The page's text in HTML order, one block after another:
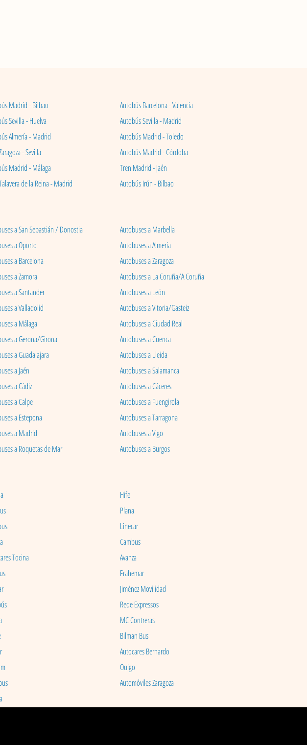
Madrid - Bilbao
Autobús Barcelona - Valencia
Sevilla - Huelva
Autobús Sevilla - Madrid
Almería - Madrid
Autobús Madrid - Toledo
- Sevilla
Autobús Madrid - Córdoba
Madrid - Málaga
Tren Madrid - Jaén
de la Reina - Madrid Autobús Irún - Bilbao
a San Sebastián / Donostia
Autobuses a Marbella
a Oporto
Autobuses a Almería
a Barcelona
Autobuses a Zaragoza
a Zamora
Autobuses a La Coruña/A Coruña
a Santander
Autobuses a León
a Valladolid
Autobuses a Vitoria/Gasteiz
a Málaga
Autobuses a Ciudad Real
a Gerona/Girona
Autobuses a Cuenca
a Guadalajara
Autobuses a Lleida
a Jaén
Autobuses a Salamanca
a Cádiz
Autobuses a Cáceres
a Calpe
Autobuses a Fuengirola
a Estepona
Autobuses a Tarragona
a Madrid
Autobuses a Vigo
a Roquetas de Mar Autobuses a Burgos
Hife
Plana
Linecar
Cambus
Tocina
Avanza
Frahemar
Jiménez Movilidad
Rede Expressos
MC Contreras
Bilman Bus
Autocares Bernardo
Ouigo
Automóviles Zaragoza